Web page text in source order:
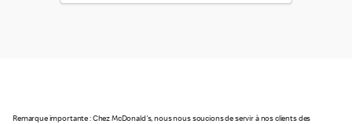
Remarque importante : Chez McDonald's, nous nous soucions de servir à nos clients des